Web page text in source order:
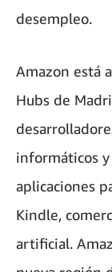
desempleo.
Amazon está
Hubs de
informáticos
aplicaciones
Kindle,
artificial.